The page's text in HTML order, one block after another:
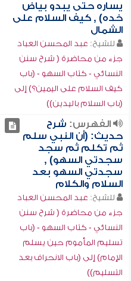
يساره حتى يبدو بياض
خده) , كيف السلام على
الشمال
للشيخ: عبد المحسن العباد
جزء من محاضرة ( شرح سنن
النسائي - كتاب السهو - (باب
كيف السلام على اليمين؟) إلى
(باب السلام باليدين))
الفهرس: شرح
حديث: (أن النبي سلم
ثم تكلم ثم سجد
سجدتي السهو) ,
سجدتي السهو بعد
السلام والكلام
للشيخ: عبد المحسن العباد
جزء من محاضرة ( شرح سنن
النسائي - كتاب السهو - (باب
تسليم المأموم حين يسلم
الإمام) إلى (باب الانحراف بعد
التسليم))